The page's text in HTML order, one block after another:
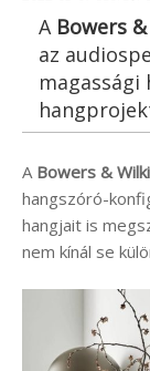
A Bowers
az
A Bowers &
hangszóró-
hangjait is
nem kínál se